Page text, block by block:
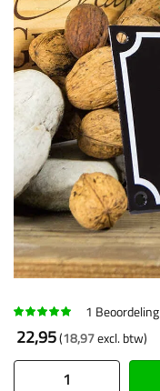
1 Beoordeling
22,95 18,97